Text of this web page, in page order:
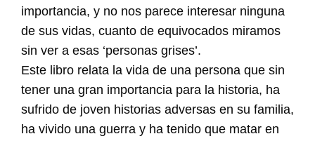
importancia, y no nos parece interesar ninguna
de sus vidas, cuanto de equivocados miramos
sin ver a esas ‘personas grises’.
Este libro relata la vida de una persona que sin
tener una gran importancia para la historia, ha
sufrido de joven historias adversas en su familia,
ha vivido una guerra y ha tenido que matar en